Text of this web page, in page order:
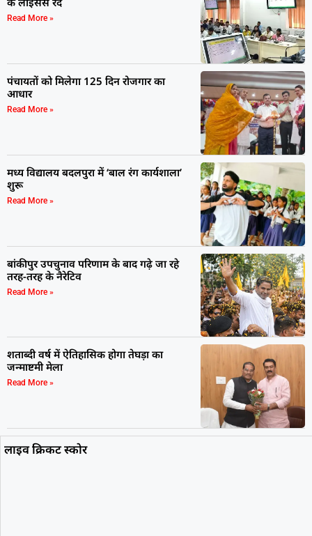
Read More »
पंचायतों को मिलेगा 125 दिन रोजगार का
आधार
Read More »
मध्य विद्यालय बदलपुरा में ‘बाल रंग कार्यशाला’
शुरू
Read More »
बांकीपुर उपचुनाव परिणाम के बाद गढ़े जा रहे
तरह-तरह के नैरेटिव
Read More »
शताब्दी वर्ष में ऐतिहासिक होगा तेघड़ा का
जन्माष्टमी मेला
Read More »
लाइव क्रिकट स्कोर